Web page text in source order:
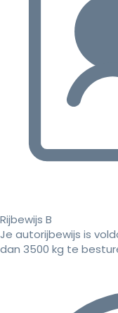
Rijbewijs B
Je autorijbewijs is
dan 3500 kg te